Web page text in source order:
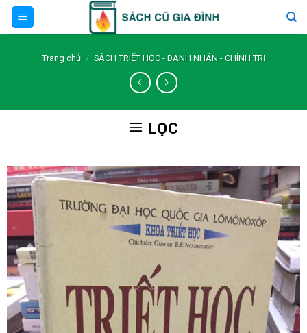
Skip
Trang chủ / SÁCH TRIẾT HỌC - DANH NHÂN - CHÍNH TRỊ
LỌC